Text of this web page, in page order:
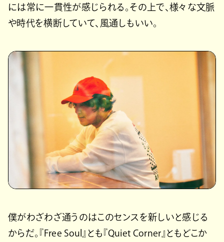
には常に一貫性が感じられる。その上で、様々な文脈
や時代を横断していて、風通しもいい。
僕がわざわざ通うのはこのセンスを新しいと感じる
からだ。『Free Soul』とも『Quiet Corner』ともどこか